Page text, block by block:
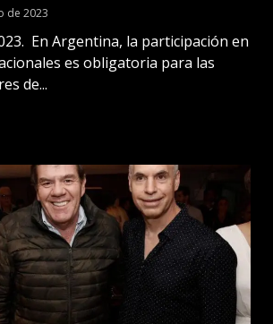
de 2023
En Argentina, la participación en
es obligatoria para las
de...